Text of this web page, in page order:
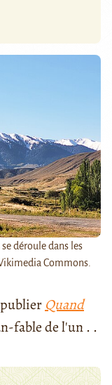
déroule dans les
Commons.
Quand
fable de l'un . .